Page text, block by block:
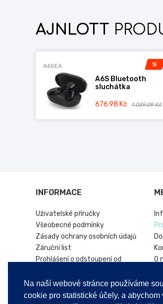
Na naší webové stránce používáme
cookie pro statistické účely, a abychom
AJNLOTT
%
A6SEA
A6S Bluetooth
sluchátka
676.98 Kč 1 039.09 Kč
INFORMACE
Uživatelské příručky
Všeobecné podmínky
Zásady ochrany osobních údajů
Záruční list
Prohlášení o odstoupení od
Online platforma řešení sporů
Vrácení produktu
O